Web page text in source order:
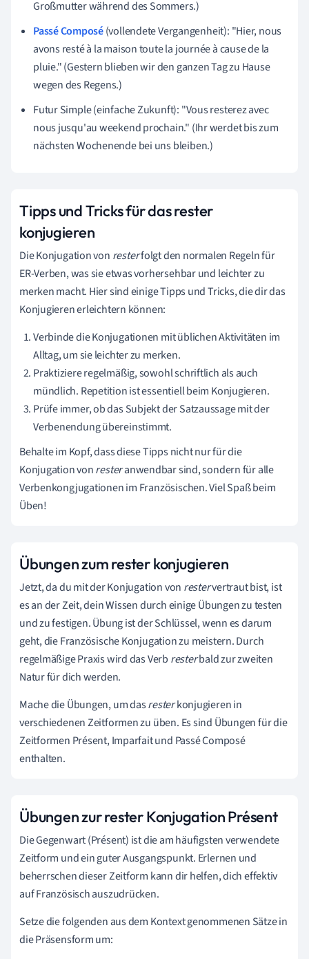
Großmutter während des Sommers.)
Passé Composé(vollendete Vergangenheit): "Hier, nous
avons resté à la maison toute la journée à cause de la
pluie." (Gestern blieben wir den ganzen Tag zu Hause
wegen des Regens.)
Futur Simple (einfache Zukunft): "Vous resterez avec
nous jusqu'au weekend prochain." (Ihr werdet bis zum
nächsten Wochenende bei uns bleiben.)
Tipps und Tricks für das rester
konjugieren
Die Konjugation von resterfolgt den normalen Regeln für
ER-Verben, was sie etwas vorhersehbar und leichter zu
merken macht. Hier sind einige Tipps und Tricks, die dir das
Konjugieren erleichtern können:
Verbinde die Konjugationen mit üblichen Aktivitäten im
Alltag, um sie leichter zu merken.
Praktiziere regelmäßig, sowohl schriftlich als auch
mündlich. Repetition ist essentiell beim Konjugieren.
Prüfe immer, ob das Subjekt der Satzaussage mit der
Verbenendung übereinstimmt.
Behalte im Kopf, dass diese Tipps nicht nur für die
Konjugation vonresteranwendbar sind, sondern für alle
Verbenkongjugationen im Französischen. Viel Spaß beim
Üben!
Übungen zum rester konjugieren
Jetzt, da du mit der Konjugation von restervertraut bist, ist
es an der Zeit, dein Wissen durch einige Übungen zu testen
und zu festigen. Übung ist der Schlüssel, wenn es darum
geht, die Französische Konjugation zu meistern. Durch
regelmäßige Praxis wird das Verb resterbald zur zweiten
Natur für dich werden.
Mache die Übungen, um dasresterkonjugieren in
verschiedenen Zeitformen zu üben. Es sind Übungen für die
Zeitformen Présent, Imparfait und Passé Composé
enthalten.
Übungen zur rester Konjugation Présent
Die Gegenwart (Présent) ist die am häufigsten verwendete
Zeitform und ein guter Ausgangspunkt. Erlernen und
beherrschen dieser Zeitform kann dir helfen, dich effektiv
auf Französisch auszudrücken.
Setze die folgenden aus dem Kontext genommenen Sätze in
die Präsensform um: